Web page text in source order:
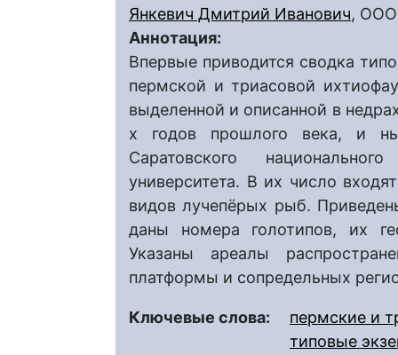
Янкевич Дмитрий Иванович, ООО
Аннотация:
Впервые приводится сводка
пермской и триасовой
выделенной и описанной в
х годов прошлого века, и
Саратовского национального
университета. В их число
видов лучепёрых рыб.
даны номера голотипов, их
Указаны ареалы
платформы и сопредельных
Ключевые слова:
пермские и
типовые